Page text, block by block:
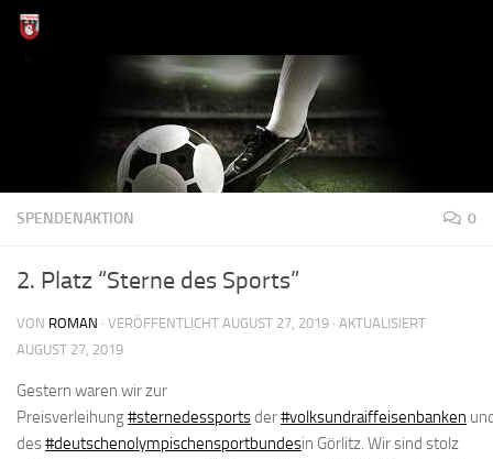
Zum Inhalt springen
SPENDENAKTION 0
2. Platz “Sterne des Sports”
VON ROMAN · VERÖFFENTLICHT AUGUST 27, 2019 · AKTUALISIERT
AUGUST 27, 2019
Gestern waren wir zur
Preisverleihung#sternedessportsder#volksundraiffeisenbanken
des#deutschenolympischensportbundesin Görlitz. Wir sind stolz